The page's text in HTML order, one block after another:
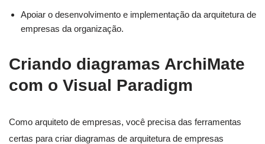
Apoiar o desenvolvimento e implementação da arquitetura de
empresas da organização.
Criando diagramas ArchiMate
com o Visual Paradigm
Como arquiteto de empresas, você precisa das ferramentas
certas para criar diagramas de arquitetura de empresas